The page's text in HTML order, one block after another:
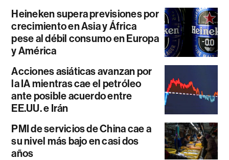
Heineken supera previsiones por
crecimiento en Asia y África
pese al débil consumo en Europa
y América
Acciones asiáticas avanzan por
la IA mientras cae el petróleo
ante posible acuerdo entre
EE.UU. e Irán
PMI de servicios de China cae a
su nivel más bajo en casi dos
años